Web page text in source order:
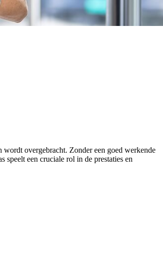
overgebracht. Zonder een goed werkende
een cruciale rol in de prestaties en